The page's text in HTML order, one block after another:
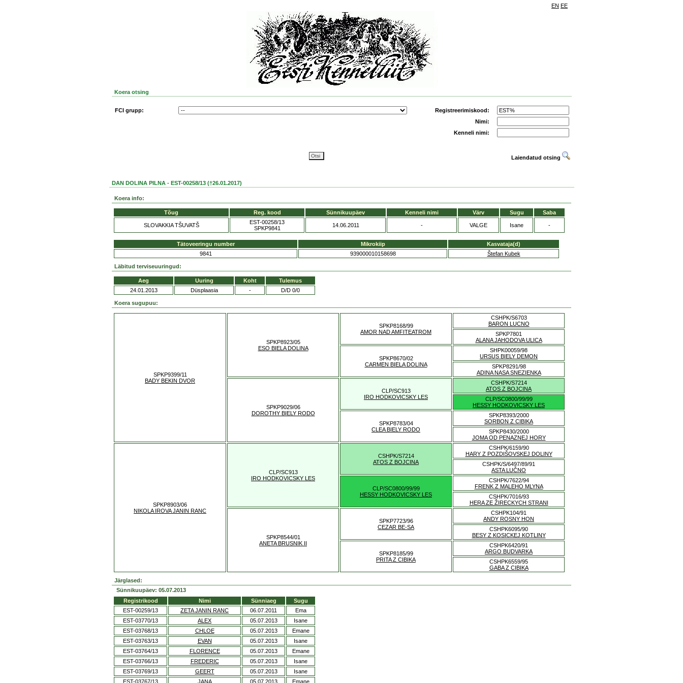
EN EE
Koera otsing
FCI grupp:
Registreerimiskood:
Nimi:
Kenneli nimi:
Laiendatud otsing
DAN DOLINA PILNA - EST-00258/13 (†26.01.2017)
Koera info:
Tõug Reg. kood Sünnikuupäev Kenneli nimi Värv Sugu Saba
SLOVAKKIA TŠUVATŠ
EST-00258/13
SPKP9841
14.06.2011 - VALGE Isane -
Tätoveeringu number Mikrokiip
Kasvataja(d)
9841
939000010158698 Štefan Kubek
Läbitud terviseuuringud:
Aeg Uuring Koht
Tulemus
24.01.2013
Düsplaasia - D/D 0/0
Koera sugupuu:
SPKP9399/11
BADY BEKIN DVOR
SPKP8923/05
ESO BIELA DOLINA
SPKP8168/99
AMOR NAD AMFITEATROM
CSHPK/S6703
BARON LUCNO
SPKP7801
ALANA JAHODOVA ULICA
SPKP8670/02
CARMEN BIELA DOLINA
SHPK00059/98
URSUS BIELY DEMON
SPKP8291/98
ADINA NASA SNEZIENKA
SPKP9029/06
DOROTHY BIELY RODO
CLP/SC913
IRO HODKOVICSKY LES
CSHPK/S7214
ATOS Z BOJCINA
CLP/SC0800/99/99
HESSY HODKOVICSKY LES
SPKP8783/04
CLEA BIELY RODO
SPKP8393/2000
SORBON Z CIBIKA
SPKP8430/2000
JOMA OD PENAZNEJ HORY
SPKP8903/06
NIKOLA IROVA JANIN RANC
CLP/SC913
IRO HODKOVICSKY LES
CSHPK/S7214
ATOS Z BOJCINA
CSHPK/6159/90
HARY Z POZDIŠOVSKEJ DOLINY
CSHPK/S/6497/89/91
ASTA LUČNO
CLP/SC0800/99/99
HESSY HODKOVICSKY LES
CSHPK/7622/94
FRENK Z MALEHO MLYNA
CSHPK/7016/93
HERA ZE ŽIRECKYCH STRANI
SPKP8544/01
ANETA BRUSNIK II
SPKP7723/96
CEZAR BE-SA
CSHPK104/91
ANDY ROSNY HON
CSHPK6095/90
BESY Z KOSICKEJ KOTLINY
SPKP8185/99
PRITA Z CIBIKA
CSHPK6420/91
ARGO BUDVARKA
CSHPK6559/95
GABA Z CIBIKA
Järglased:
Sünnikuupäev: 05.07.2013
Registrikood
Nimi Sünniaeg
Sugu
EST-00259/13
ZETA JANIN RANC 06.07.2011
Ema
EST-03770/13
ALEX 05.07.2013
Isane
EST-03768/13
CHLOE 05.07.2013
Emane
EST-03763/13
EVAN 05.07.2013
Isane
EST-03764/13
FLORENCE 05.07.2013
Emane
EST-03766/13
FREDERIC 05.07.2013
Isane
EST-03769/13
GEERT 05.07.2013
Isane
EST-03767/13
JANA 05.07.2013 Emane